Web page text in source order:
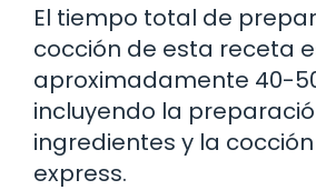
El tiempo total de
cocción de esta receta
aproximadamente 40-
incluyendo la
ingredientes y la
express.